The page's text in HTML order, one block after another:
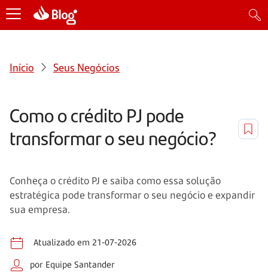
Início Seus Negócios
Como o crédito PJ pode
transformar o seu negócio?
Conheça o crédito PJ e saiba como essa solução
estratégica pode transformar o seu negócio e expandir
sua empresa.
Atualizado em 21-07-2026
por Equipe Santander